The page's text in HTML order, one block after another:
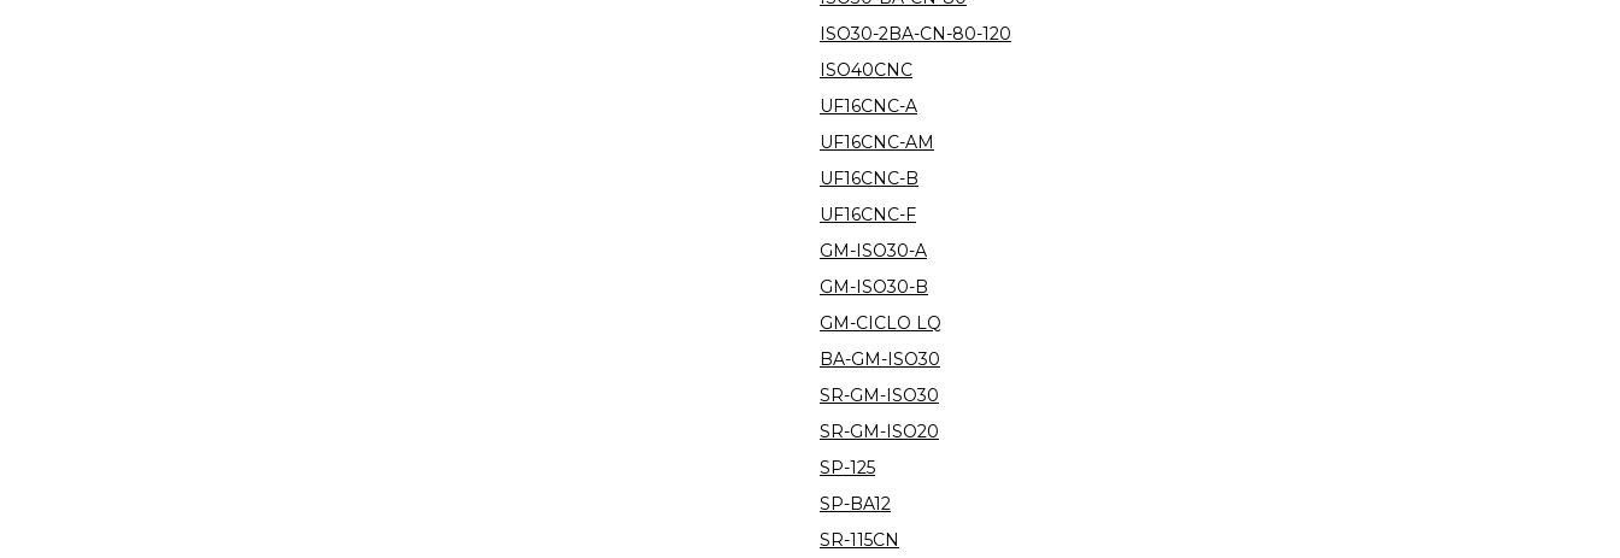
ISO30-2BA-CN-80-120
ISO40CNC
UF16CNC-A
UF16CNC-AM
UF16CNC-B
UF16CNC-F
GM-ISO30-A
GM-ISO30-B
GM-CICLO LQ
BA-GM-ISO30
SR-GM-ISO30
SR-GM-ISO20
SP-125
SP-BA12
SR-115CN